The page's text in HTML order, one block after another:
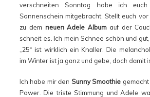
verschneiten Sonntag habe ich
Sonnenschein mitgebracht. Stellt euch
zu dem neuen Adele Album auf der
schneit es. Ich mein Schnee schön und
„25“ ist wirklich ein Knaller. Die
im Winter ist ja ganz und gebe, doch damit
Ich habe mir den Sunny Smoothie
Power. Die triste Stimmung und Adele